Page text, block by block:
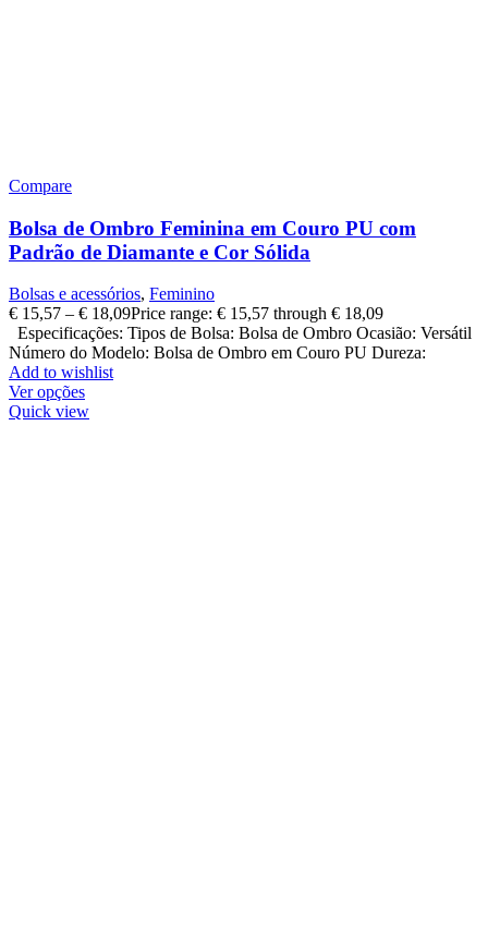
Compare
Bolsa de Ombro Feminina em Couro PU com
Padrão de Diamante e Cor Sólida
Bolsas e acessórios, Feminino
€ 15,57 – € 18,09Price range: € 15,57 through € 18,09
Especificações: Tipos de Bolsa: Bolsa de Ombro Ocasião: Versátil
Número do Modelo: Bolsa de Ombro em Couro PU Dureza:
Add to wishlist
Ver opções
Quick view